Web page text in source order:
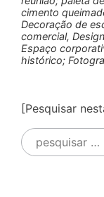
cimento
Decoração de
comercial,
Espaço
histórico;
[Pesquisar
Pesquisar
por: